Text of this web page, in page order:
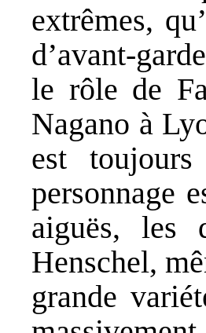
extrêmes,
d’avant-
le rôle de
Nagano à
est
personnage
aiguës, les
Henschel,
grande